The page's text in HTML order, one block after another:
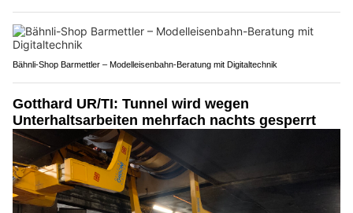
Bähnli-Shop Barmettler – Modelleisenbahn-Beratung mit Digitaltechnik
Gotthard UR/TI: Tunnel wird wegen
Unterhaltsarbeiten mehrfach nachts gesperrt